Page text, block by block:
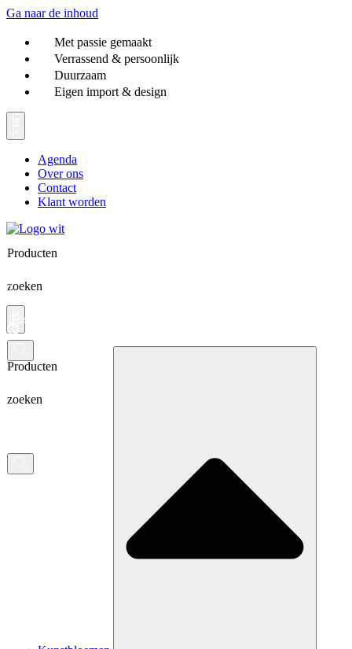
Ga naar de inhoud
Met passie gemaakt
Verrassend & persoonlijk
Duurzaam
Eigen import & design
Agenda
Over ons
Contact
Klant worden
Producten
zoeken
Producten
zoeken